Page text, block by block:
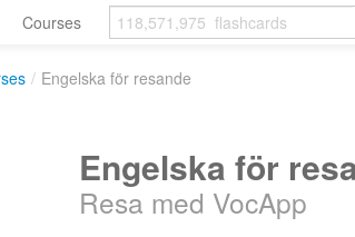
Courses
/ Engelska för resande
Engelska för
Resa med VocApp